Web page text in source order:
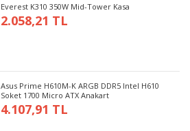
Everest K310 350W Mid-Tower Kasa
2.058,21 TL
Asus Prime H610M-K ARGB DDR5 Intel H610
Soket 1700 Micro ATX Anakart
4.107,91 TL